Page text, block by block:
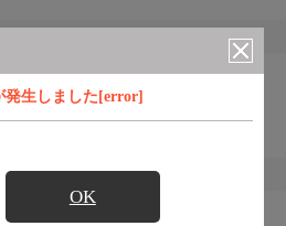
発生しました[error]
OK
番組